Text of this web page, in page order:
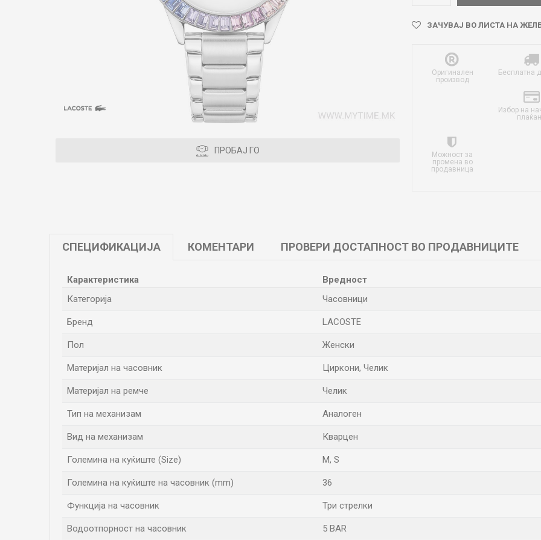
ПРОБАЈ ГО
ЗАЧУВАЈ ВО ЛИСТА НА
Оригинален
производ
Бесплатна
Избор на
Можност за
промена во
продавница
СПЕЦИФИКАЦИЈА КОМЕНТАРИ ПРОВЕРИ ДОСТАПНОСТ ВО ПРОДАВНИЦИТЕ
Карактеристика
Вредност
Категорија
Часовници
Бренд LACOSTE
Пол Женски
Материјал на часовник Циркони, Челик
Материјал на ремче Челик
Тип на механизам Аналоген
Вид на механизам Кварцен
Големина на куќиште (Size) M, S
Големина на куќиште на часовник (mm) 36
Функција на часовник Три стрелки
Водоотпорност на часовник 5 BAR